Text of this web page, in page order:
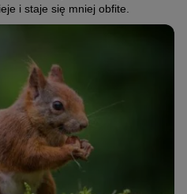
i staje się mniej obfite.